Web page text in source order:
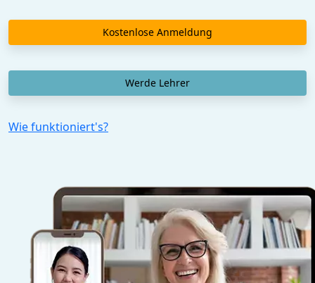
Kostenlose Anmeldung
Werde Lehrer
Wie funktioniert's?